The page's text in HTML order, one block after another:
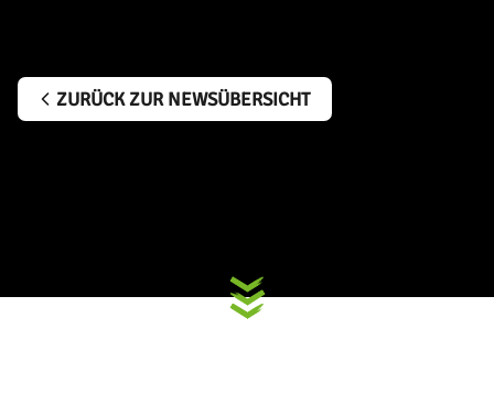
ZURÜCK ZUR NEWSÜBERSICHT